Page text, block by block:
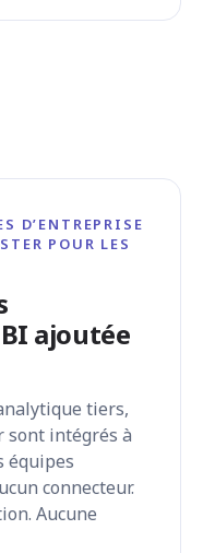
D’ENTREPRISE
POUR LES
ajoutée
tiers,
sont intégrés à
équipes
connecteur.
Aucune